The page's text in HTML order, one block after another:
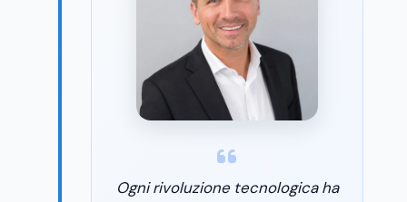
Ogni rivoluzione tecnologica ha